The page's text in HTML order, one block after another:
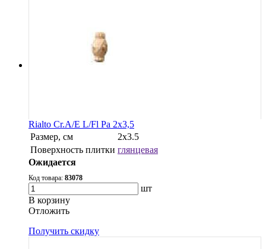
Rialto Cr.A/E L/Fl Pa 2x3,5
Размер, см
2x3.5
Поверхность плитки глянцевая
Ожидается
Код товара: 83078
шт
В корзину
Oтложить
Получить скидку